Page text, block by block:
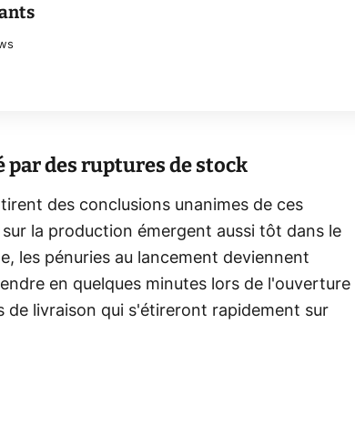
par des ruptures de stock
des conclusions unanimes de ces
la production émergent aussi tôt dans le
les pénuries au lancement deviennent
en quelques minutes lors de l'ouverture
de livraison qui s'étireront rapidement sur